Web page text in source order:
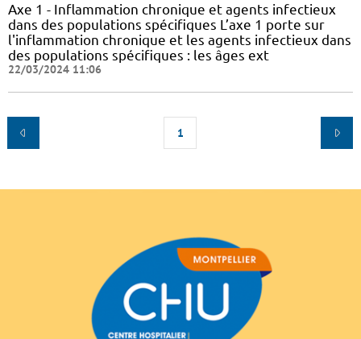
Axe 1 - Inflammation chronique et agents infectieux
dans des populations spécifiques L’axe 1 porte sur
l'inflammation chronique et les agents infectieux dans
des populations spécifiques : les âges ext
22/03/2024 11:06
1